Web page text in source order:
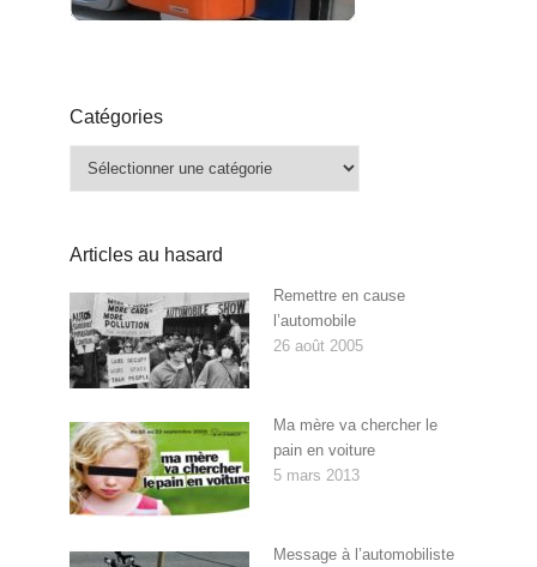
Catégories
Catégories
Articles au hasard
Remettre en cause
l’automobile
26 août 2005
Ma mère va chercher le
pain en voiture
5 mars 2013
Message à l’automobiliste